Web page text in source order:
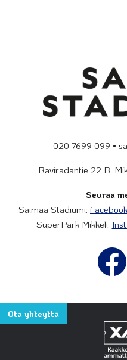
020 7699 099 •
Raviradantie 22 B,
Seuraa
Saimaa Stadiumi: Facebook
SuperPark Mikkeli:
Ota yhteyttä